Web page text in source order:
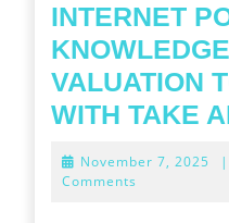
INTERNET
VALUATION
WITH TAKE
November 7, 2025 |
Comments